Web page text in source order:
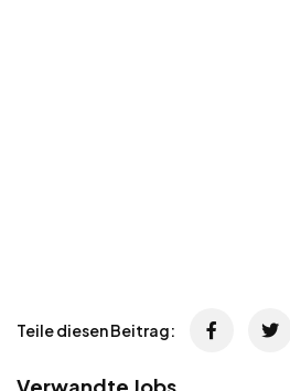
Teile diesen Beitrag:
Verwandte Jobs